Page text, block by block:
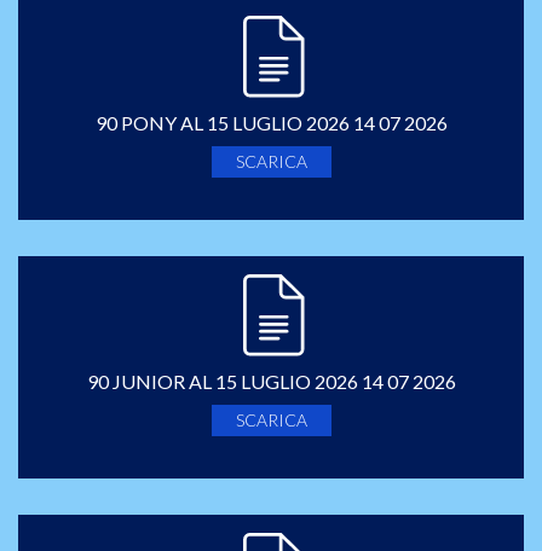
90 PONY AL 15 LUGLIO 2026 14 07 2026
SCARICA
90 JUNIOR AL 15 LUGLIO 2026 14 07 2026
SCARICA